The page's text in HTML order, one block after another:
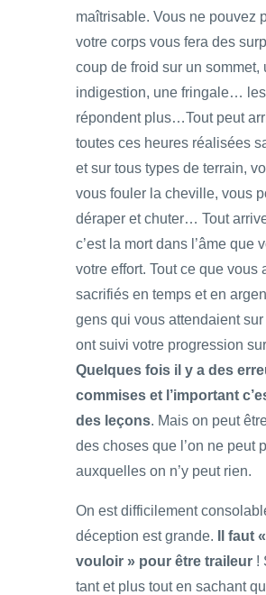
maîtrisable. Vous ne pouvez
votre corps vous fera des
coup de froid sur un sommet,
indigestion, une fringale…
répondent plus…Tout peut
toutes ces heures réalisées
et sur tous types de terrain,
vous fouler la cheville, vous
déraper et chuter… Tout
c’est la mort dans l’âme que
votre effort. Tout ce que vous
sacrifiés en temps et en
gens qui vous attendaient
ont suivi votre progression
Quelques fois il y a des
commises et l’important
des leçons. Mais on peut
des choses que l’on ne peut
auxquelles on n’y peut rien.
On est difficilement
déception est grande. Il faut
vouloir » pour être traileur !
tant et plus tout en sachant